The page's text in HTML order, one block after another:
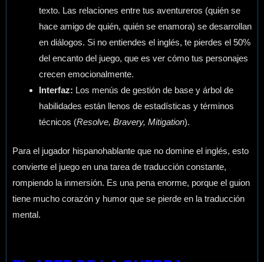
texto. Las relaciones entre tus aventureros (quién se
hace amigo de quién, quién se enamora) se desarrollan
en diálogos. Si no entiendes el inglés, te pierdes el 50%
del encanto del juego, que es ver cómo tus personajes
crecen emocionalmente.
Interfaz: Los menús de gestión de base y árbol de
habilidades están llenos de estadísticas y términos
técnicos (Resolve, Bravery, Mitigation).
Para el jugador hispanohablante que no domine el inglés, esto
convierte el juego en una tarea de traducción constante,
rompiendo la inmersión. Es una pena enorme, porque el guion
tiene mucho corazón y humor que se pierde en la traducción
mental.